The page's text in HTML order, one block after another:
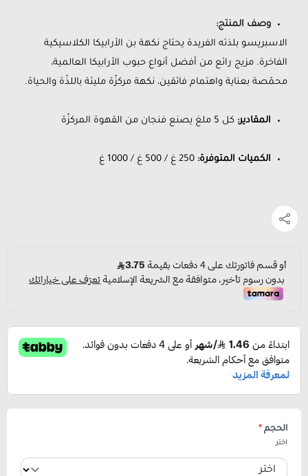
وصف المنتج:
الاسبريسو بلذته الفريدة يحتاج نكهة بن الأرابيكا الكلاسيكية
الفاخرة. مزيج رائع من أفضل أنواع حبوب الأرابيكا العالمية،
محمّصة بعناية واهتمام فائقين، نكهة مركزّة مليئة باللذّة والحياة.
المقادير: كل 5 ملغ يصنع فنجان من القهوة المركزّة
الكميات المتوفرة:
الحجم *
اختر